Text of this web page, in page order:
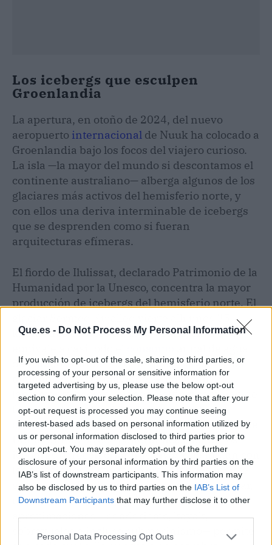
Que.es - Do Not Process My Personal Information
If you wish to opt-out of the sale, sharing to third parties, or
processing of your personal or sensitive information for
targeted advertising by us, please use the below opt-out
section to confirm your selection. Please note that after your
opt-out request is processed you may continue seeing
interest-based ads based on personal information utilized by
us or personal information disclosed to third parties prior to
your opt-out. You may separately opt-out of the further
disclosure of your personal information by third parties on the
IAB’s list of downstream participants. This information may
also be disclosed by us to third parties on the IAB’s List of
Downstream Participants that may further disclose it to other
Personal Data Processing Opt Outs
Los icebergs que esculpen
Groenlandia
La apertura, en otoño de 2024, del nuevo
aeropuerto internacional de Nuuk ha colocado a
Groenlandia bajo los focos del viajero curioso.
La isla —la mayor del mundo si descontamos el
continente australiano— alberga algunos de los
glaciares más activos del hemisferio norte, y
con ellos una deriva interminable de icebergs
que se desprenden como si fueran
arquitecturas efímeras.
El fiordo de Ilulissat, declarado Patrimonio de la
Humanidad por la Unesco, concentra la mayor
producción de icebergs del hemisferio norte. El
kilómetros cúbicos de hielo al año, cifra que
de Estados Unidos. Los bloques —algunos del
tamaño de un portaaviones— navegan
lentamente hacia el mar de Baffin y cambian de
forma según la luz, la temperatura y las
corrientes. Un poco más al norte, la localidad de
Uummannaq ofrece panorámicas donde los
icebergs parecen criaturas vivas que mutan con
las estaciones. El turismo groenlandés insiste
en que «allí donde un glaciar encuentra el mar,
uno encuentra icebergs», y la variedad de
aproximaciones —senderismo, kayak,
sobrevuelos e incluso submarinismo— permite